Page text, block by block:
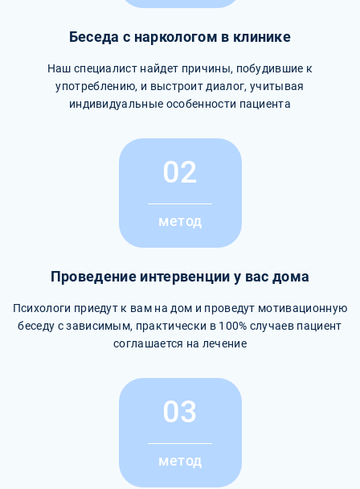
Беседа с наркологом в клинике
Наш специалист найдет причины, побудившие к
употреблению, и выстроит диалог, учитывая
индивидуальные особенности пациента
02
метод
Проведение интервенции у вас дома
Психологи приедут к вам на дом и проведут мотивационную
беседу с зависимым, практически в 100% случаев пациент
соглашается на лечение
03
метод